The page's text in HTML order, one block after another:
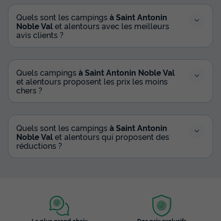
Quels sont les campings à Saint Antonin
Noble Valet alentours avec les meilleurs
avis clients ?
Quels campings à Saint Antonin Noble Val
et alentours proposent les prix les moins
chers ?
Quels sont les campings à Saint Antonin
Noble Valet alentours qui proposent des
réductions ?